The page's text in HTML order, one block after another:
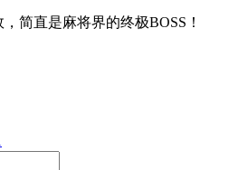
简直是麻将界的终极BOSS！